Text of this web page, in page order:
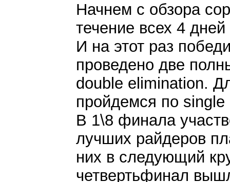
Начнем с обзора
течение всех 4
И на этот раз
проведено две
double elimination.
пройдемся по
В 1\8 финала
лучших райдеров
них в следующий
четвертьфинал